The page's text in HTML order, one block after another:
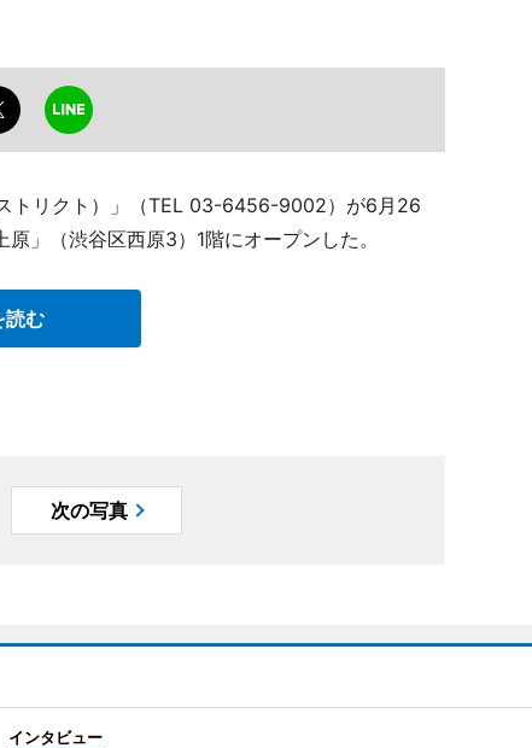
トリクト）」（TEL 03-6456-9002）が6月26
」（渋谷区西原3）1階にオープンした。
読む
次の写真
インタビュー